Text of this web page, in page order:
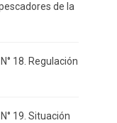
de la
18. Regulación
19. Situación